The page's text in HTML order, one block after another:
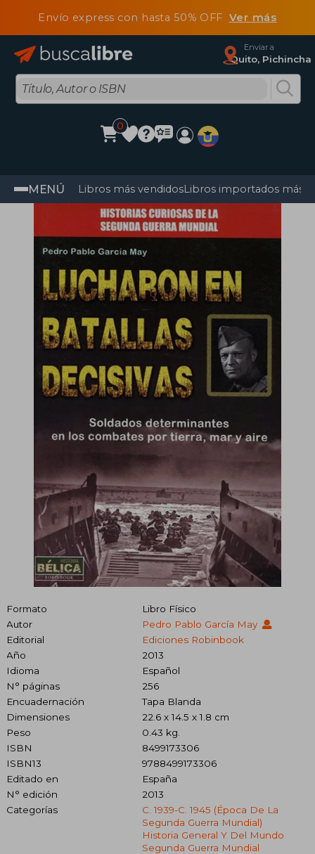
Envío express con hasta 50% OFF Ver más
Enviar a
Quito, Pichincha
0
MENÚ Libros más vendidosLibros importados más
Formato
Libro Físico
Autor
Pedro Pablo García May
Editorial
Ediciones Robinbook
Año
2013
Idioma
Español
N° páginas
256
Encuadernación
Tapa Blanda
Dimensiones
22.6 x 14.5 x 1.8 cm
Peso
0.43 kg.
ISBN
8499173306
ISBN13
9788499173306
Editado en
España
N° edición
2013
Categorías
C. 1939-C. 1945 (época De La
Segunda Guerra Mundial)
Historia General Y Del Mundo
Segunda Guerra Mundial